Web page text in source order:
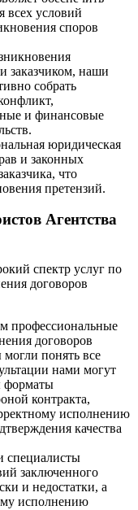
всех условий
споров
заказчиком, наши
собрать
и финансовые
юридическая
и законных
что
претензий.
Агентства
спектр услуг по
договоров
профессиональные
договоров
понять все
нами могут
форматы
контракта,
исполнению
качества
специалисты
заключенного
и недостатки, а
исполнению